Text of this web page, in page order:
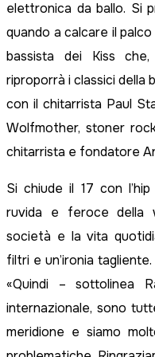
elettronica da ballo. Si
quando a calcare il
bassista dei Kiss
riproporrà i classici della
con il chitarrista Paul
Wolfmother, stoner
chitarrista e fondatore
Si chiude il 17 con
ruvida e feroce della
società e la vita
filtri e un’ironia
«Quindi – sottolinea
internazionale, sono
meridione e siamo